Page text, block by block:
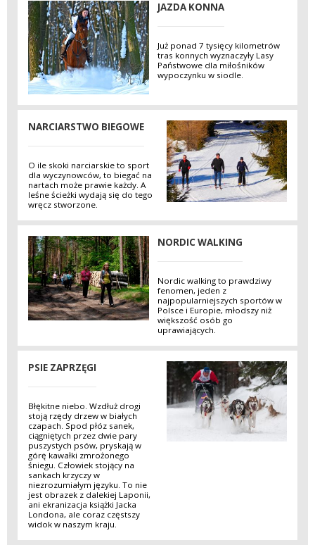
JAZDA KONNA
Już ponad 7 tysięcy kilometrów
tras konnych wyznaczyły Lasy
Państwowe dla miłośników
wypoczynku w siodle.
NARCIARSTWO BIEGOWE
O ile skoki narciarskie to sport
dla wyczynowców, to biegać na
nartach może prawie każdy. A
leśne ścieżki wydają się do tego
wręcz stworzone.
NORDIC WALKING
Nordic walking to prawdziwy
fenomen, jeden z
najpopularniejszych sportów w
Polsce i Europie, młodszy niż
większość osób go
uprawiających.
PSIE ZAPRZĘGI
Błękitne niebo. Wzdłuż drogi
stoją rzędy drzew w białych
czapach. Spod płóz sanek,
ciągniętych przez dwie pary
puszystych psów, pryskają w
górę kawałki zmrożonego
śniegu. Człowiek stojący na
sankach krzyczy w
niezrozumiałym języku. To nie
jest obrazek z dalekiej Laponii,
ani ekranizacja książki Jacka
Londona, ale coraz częstszy
widok w naszym kraju.